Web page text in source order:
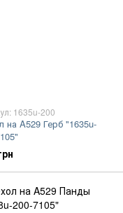
1635u-200
на A529 Герб "1635u-